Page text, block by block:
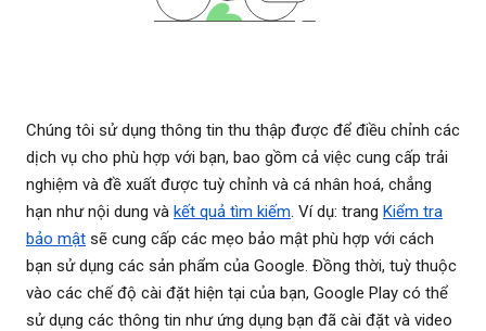
Chúng tôi sử dụng thông tin thu thập được để điều chỉnh các
dịch vụ cho phù hợp với bạn, bao gồm cả việc cung cấp trải
nghiệm và đề xuất được tuỳ chỉnh và cá nhân hoá, chẳng
hạn như nội dung và kết quả tìm kiếm. Ví dụ: trang Kiểm tra
bảo mật sẽ cung cấp các mẹo bảo mật phù hợp với cách
bạn sử dụng các sản phẩm của Google. Đồng thời, tuỳ thuộc
vào các chế độ cài đặt hiện tại của bạn, Google Play có thể
sử dụng các thông tin như ứng dụng bạn đã cài đặt và video